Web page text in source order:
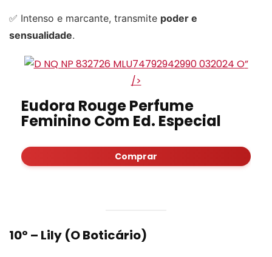
✅ Intenso e marcante, transmite poder e
sensualidade.
”
/>
Eudora Rouge Perfume
Feminino Com Ed. Especial
Comprar
10º – Lily (O Boticário)